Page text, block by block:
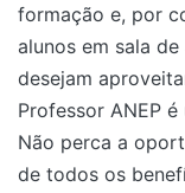
formação e, por
alunos em sala
desejam
Professor ANEP
Não perca a
de todos os